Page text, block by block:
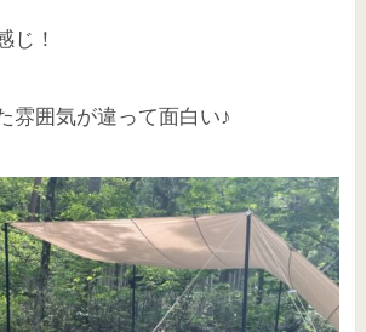
じ！
雰囲気が違って面白い♪